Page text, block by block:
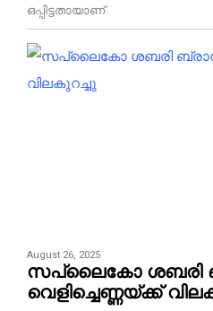
ഒപ്പിട്ടതായാണ്
August 26, 2025
സപ്ലൈകോ ശബരി
വെളിച്ചെണ്ണയ്ക്ക്